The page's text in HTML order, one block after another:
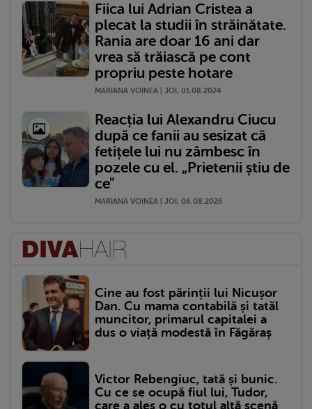
Fiica lui Adrian Cristea a
plecat la studii în străinătate.
Rania are doar 16 ani dar
vrea să trăiască pe cont
propriu peste hotare
MARIANA VOINEA | JOI, 01.08.2024
Reacția lui Alexandru Ciucu
după ce fanii au sesizat că
fetițele lui nu zâmbesc în
pozele cu el. „Prietenii știu de
ce"
MARIANA VOINEA | JOI, 06.08.2026
Cine au fost părinții lui Nicușor
Dan. Cu mama contabilă și tatăl
muncitor, primarul capitalei a
dus o viață modestă în Făgăraș
Victor Rebengiuc, tată și bunic.
Cu ce se ocupă fiul lui, Tudor,
care a ales o cu totul altă scenă